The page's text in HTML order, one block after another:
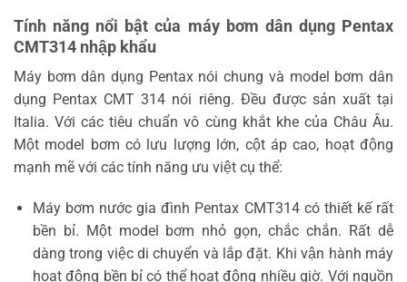
Tính năng nổi bật của máy bơm dân dụng Pentax
CMT314 nhập khẩu
Máy bơm dân dụng Pentax nói chung và model bơm dân
dụng Pentax CMT 314 nói riêng. Đều được sản xuất tại
Italia. Với các tiêu chuẩn vô cùng khắt khe của Châu Âu.
Một model bơm có lưu lượng lớn, cột áp cao, hoạt động
mạnh mẽ với các tính năng ưu việt cụ thể:
Máy bơm nước gia đình Pentax CMT314 có thiết kế rất
bền bỉ. Một model bơm nhỏ gọn, chắc chắn. Rất dễ
dàng trong việc di chuyển và lắp đặt. Khi vận hành máy
hoạt động bền bỉ có thể hoạt động nhiều giờ. Với nguồn